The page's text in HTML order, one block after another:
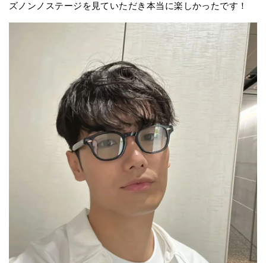
ズノンノステージを見ていただき本当に楽しかったです！